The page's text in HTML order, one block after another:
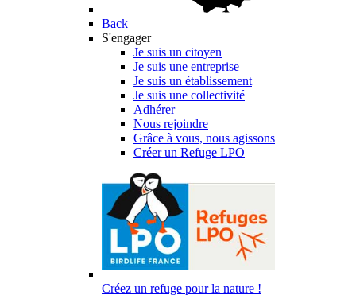
Back
S'engager
Je suis un citoyen
Je suis une entreprise
Je suis un établissement
Je suis une collectivité
Adhérer
Nous rejoindre
Grâce à vous, nous agissons
Créer un Refuge LPO
Créez un refuge pour la nature !